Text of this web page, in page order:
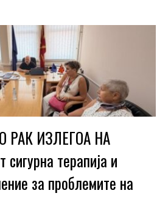
РАК ИЗЛЕГОА НА
терапија и
за проблемите на